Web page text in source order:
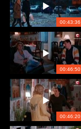
00:43:36
00:46:50
00:46:20